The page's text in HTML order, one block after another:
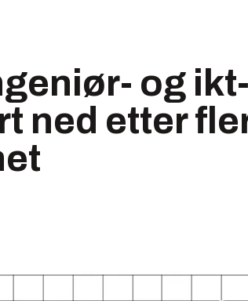
og
ned etter